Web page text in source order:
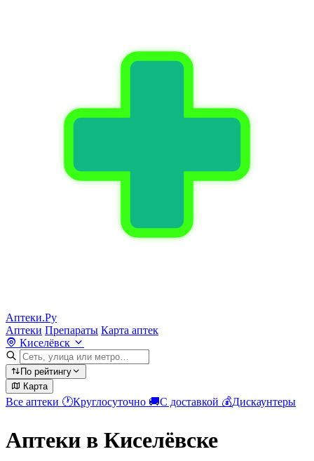
Аптеки.Ру
Аптеки Препараты Карта аптек
Киселёвск
По рейтингу
Карта
Все аптеки 🕐Круглосуточно 🚚С доставкой 💰Дискаунтеры
Аптеки в Киселёвске